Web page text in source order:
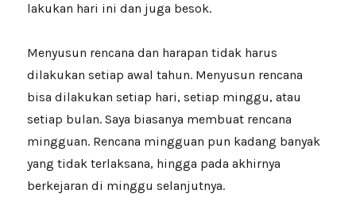
lakukan hari ini dan juga besok.
Menyusun rencana dan harapan tidak harus
dilakukan setiap awal tahun. Menyusun rencana
bisa dilakukan setiap hari, setiap minggu, atau
setiap bulan. Saya biasanya membuat rencana
mingguan. Rencana mingguan pun kadang banyak
yang tidak terlaksana, hingga pada akhirnya
berkejaran di minggu selanjutnya.